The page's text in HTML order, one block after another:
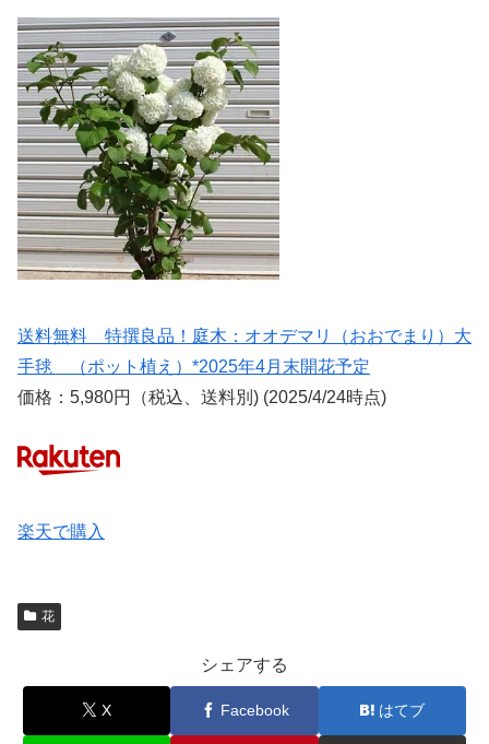
送料無料 特撰良品！庭木：オオデマリ（おおでまり）大
手毬 （ポット植え）*2025年4月末開花予定
価格：5,980円（税込、送料別) (2025/4/24時点)
楽天で購入
花
シェアする
X Facebook はてブ